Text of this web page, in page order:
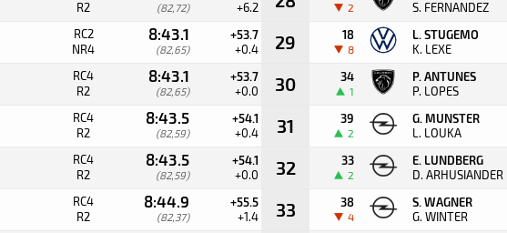
R2
(82,72) +6.2 2 S. FERNANDEZ
RC2
NR4
8:43.1
(82,65)
+53.7
+0.4 29 18
8
L. STUGEMO
K. LEXE
RC4
R2
8:43.1
(82,65)
+53.7
+0.0 30 34
1
P. ANTUNES
P. LOPES
RC4
R2
8:43.5
(82,59)
+54.1
+0.4 31 39
2
G. MUNSTER
L. LOUKA
RC4
R2
8:43.5
(82,59)
+54.1
+0.0 32 33
2
E. LUNDBERG
D. ARHUSIANDER
RC4
R2
8:44.9
(82,37)
+55.5
+1.4 33 38
4
S. WAGNER
G. WINTER